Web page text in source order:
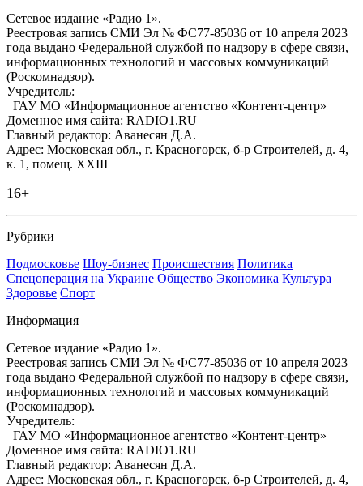
Сетевое издание «Радио 1».
Реестровая запись СМИ Эл № ФС77-85036 от 10 апреля 2023
года выдано Федеральной службой по надзору в сфере связи,
информационных технологий и массовых коммуникаций
(Роскомнадзор).
Учредитель:
ГАУ МО «Информационное агентство «Контент-центр»
Доменное имя сайта: RADIO1.RU
Главный редактор: Аванесян Д.А.
Адрес: Московская обл., г. Красногорск, б-р Строителей, д. 4,
к. 1, помещ. XXIII
16+
Рубрики
Подмосковье Шоу-бизнес Происшествия Политика
Спецоперация на Украине Общество Экономика Культура
Здоровье Спорт
Информация
Сетевое издание «Радио 1».
Реестровая запись СМИ Эл № ФС77-85036 от 10 апреля 2023
года выдано Федеральной службой по надзору в сфере связи,
информационных технологий и массовых коммуникаций
(Роскомнадзор).
Учредитель:
ГАУ МО «Информационное агентство «Контент-центр»
Доменное имя сайта: RADIO1.RU
Главный редактор: Аванесян Д.А.
Адрес: Московская обл., г. Красногорск, б-р Строителей, д. 4,